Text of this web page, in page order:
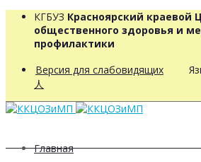
КГБУЗ Красноярский краевой
общественного здоровья и
профилактики
Версия для слабовидящих
人
Главная